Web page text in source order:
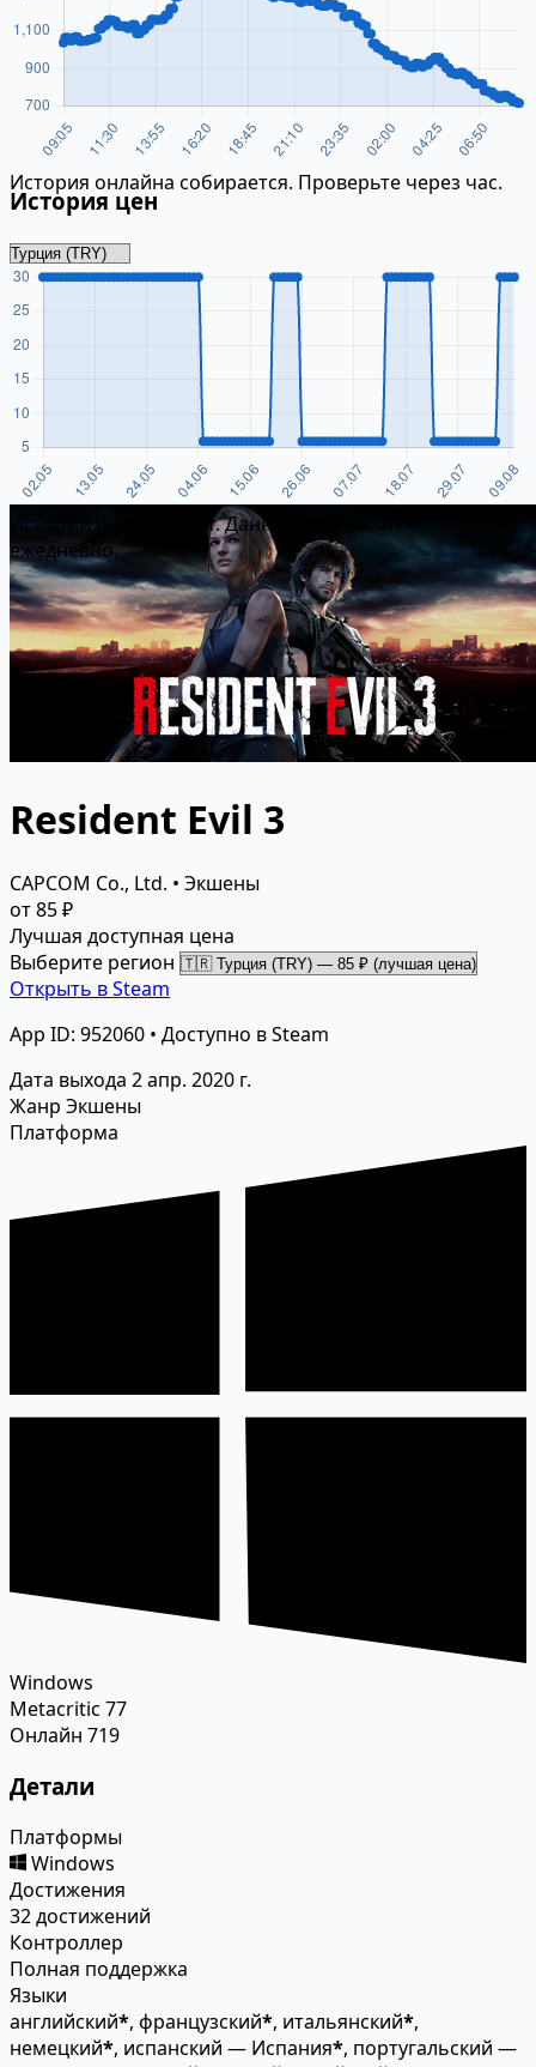
История онлайна собирается. Проверьте через час.
История цен
Истории цен пока нет. Данные собираются
ежедневно.
Resident Evil 3
CAPCOM Co., Ltd. • Экшены
от 85 ₽
Лучшая доступная цена
Выберите регион
Открыть в Steam
App ID: 952060 • Доступно в Steam
Дата выхода 2 апр. 2020 г.
Жанр Экшены
Платформа
Windows
Metacritic 77
Онлайн 719
Детали
Платформы
Windows
Достижения
32 достижений
Контроллер
Полная поддержка
Языки
английский*, французский*, итальянский*,
немецкий*, испанский — Испания*, португальский —